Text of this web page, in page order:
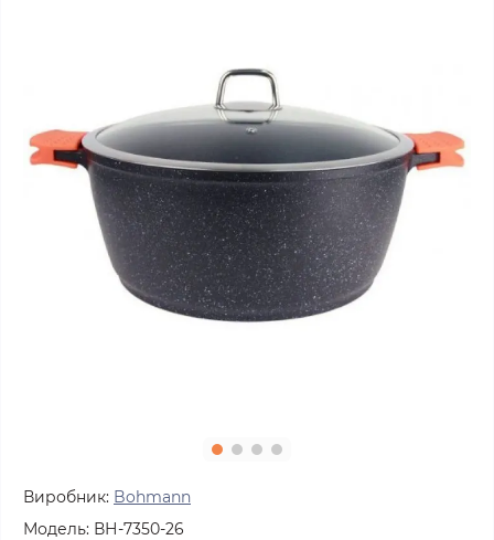
Виробник: Bohmann
Модель: ВН-7350-26